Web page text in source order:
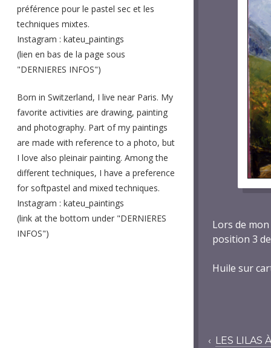
Lors de
position 3
Huile sur
‹ LES LILAS
préférence pour le pastel sec et les
techniques mixtes.
Instagram : kateu_paintings
(lien en bas de la page sous
"DERNIERES INFOS")
Born in Switzerland, I live near Paris. My
favorite activities are drawing, painting
and photography. Part of my paintings
are made with reference to a photo, but
I love also pleinair painting. Among the
different techniques, I have a preference
for softpastel and mixed techniques.
Instagram : kateu_paintings
(link at the bottom under "DERNIERES
INFOS")